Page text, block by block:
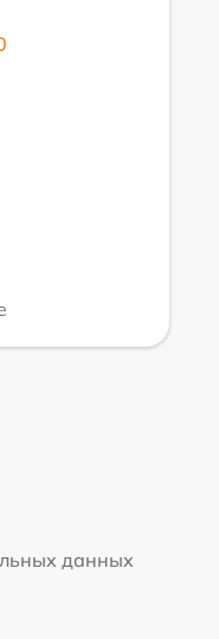
данных